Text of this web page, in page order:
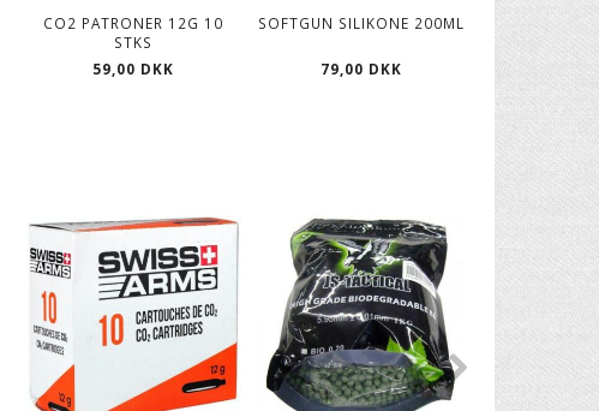
CO2 PATRONER 12G 10
STKS
59,00 DKK
SOFTGUN SILIKONE 200ML
79,00 DKK